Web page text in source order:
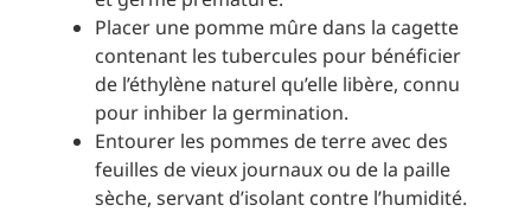
Placer une pomme mûre dans la cagette
contenant les tubercules pour bénéficier
de l’éthylène naturel qu’elle libère, connu
pour inhiber la germination.
Entourer les pommes de terre avec des
feuilles de vieux journaux ou de la paille
sèche, servant d’isolant contre l’humidité.